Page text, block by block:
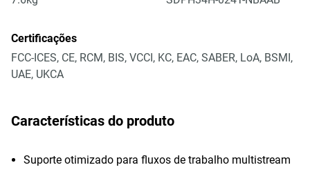
Certificações
FCC-ICES, CE, RCM, BIS, VCCI, KC, EAC, SABER, LoA, BSMI,
UAE, UKCA
Características do produto
Suporte otimizado para fluxos de trabalho multistream